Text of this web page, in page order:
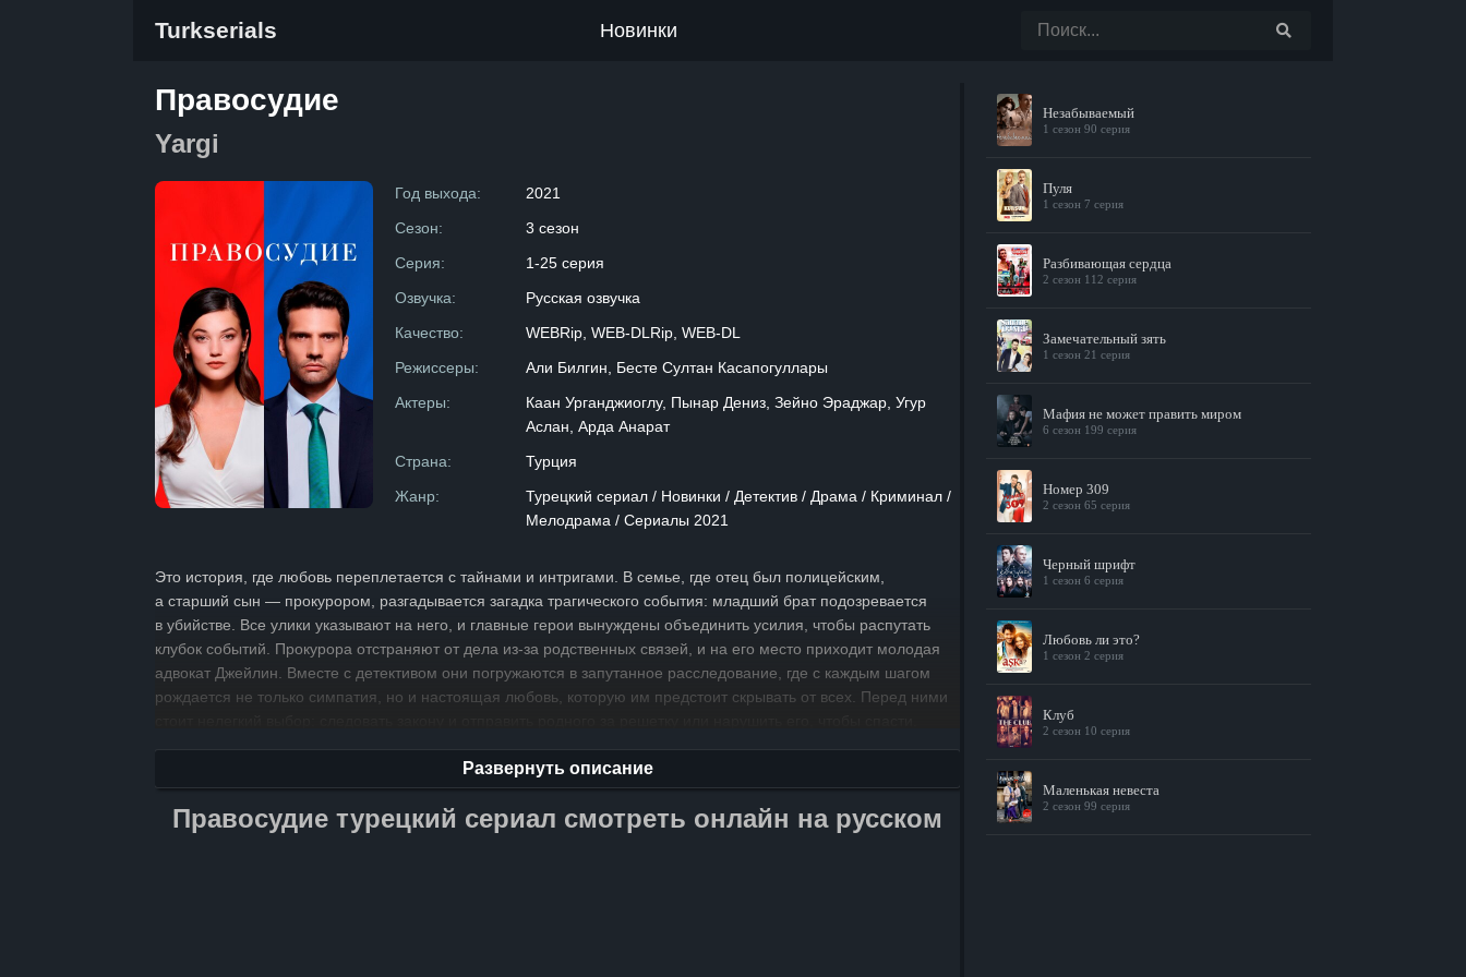
Turkserials Новинки
Правосудие
Yargi
Год выхода:
2021
Сезон:
3 сезон
Серия:
1-25 серия
Озвучка:
Русская озвучка
Качество:
WEBRip, WEB-DLRip, WEB-DL
Режиссеры:
Али Билгин, Бесте Султан Касапогуллары
Актеры:
Каан Урганджиоглу, Пынар Дениз, Зейно Эраджар, Угур
Аслан, Арда Анарат
Страна:
Турция
Жанр:
Турецкий сериал / Новинки / Детектив / Драма / Криминал /
Мелодрама / Сериалы 2021
Это история, где любовь переплетается с тайнами и интригами. В семье, где отец был полицейским,
а старший сын — прокурором, разгадывается загадка трагического события: младший брат подозревается
в убийстве. Все улики указывают на него, и главные герои вынуждены объединить усилия, чтобы распутать
клубок событий. Прокурора отстраняют от дела из-за родственных связей, и на его место приходит молодая
адвокат Джейлин. Вместе с детективом они погружаются в запутанное расследование, где с каждым шагом
рождается не только симпатия, но и настоящая любовь, которую им предстоит скрывать от всех. Перед ними
справедливости и любви становятся сердцем этой захватывающей истории, которая заставляет задуматься
о том, что стоит преодолеть в имени любви и справедливости.
Развернуть описание
Правосудие турецкий сериал смотреть онлайн на русском
Незабываемый
1 сезон 90 серия
Пуля
1 сезон 7 серия
Разбивающая сердца
2 сезон 112 серия
Замечательный зять
1 сезон 21 серия
Мафия не может править миром
6 сезон 199 серия
Номер 309
2 сезон 65 серия
Черный шрифт
1 сезон 6 серия
Любовь ли это?
1 сезон 2 серия
Клуб
2 сезон 10 серия
Маленькая невеста
2 сезон 99 серия